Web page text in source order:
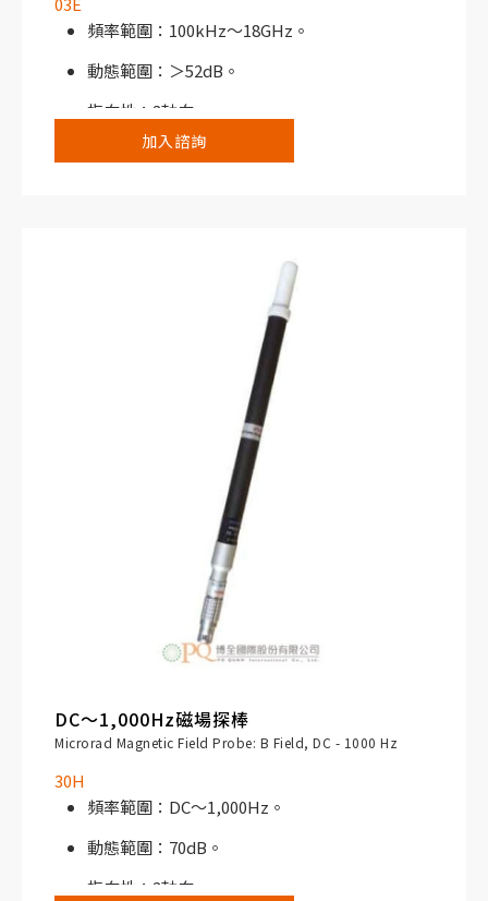
頻率範圍：100kHz～18GHz。
動態範圍：＞52dB。
指向性：3軸向。
搭配NHT310寬頻電磁場分析儀或NHT3D選頻/
頻產生器、核磁共振機；發電廠及相關的維護與
控制系統；敏感場所（醫院）；鐵路及往返運輸
測量系統；無線電信系統例如行動電話基地台、
衛星通信設備、廣播設備、WiFi、Wi-Max及
加入諮詢
DC～1,000Hz磁場探棒
Microrad Magnetic Field Probe: B Field, DC - 1000 Hz
30H
頻率範圍：DC～1,000Hz。
動態範圍：70dB。
指向性：3軸向。